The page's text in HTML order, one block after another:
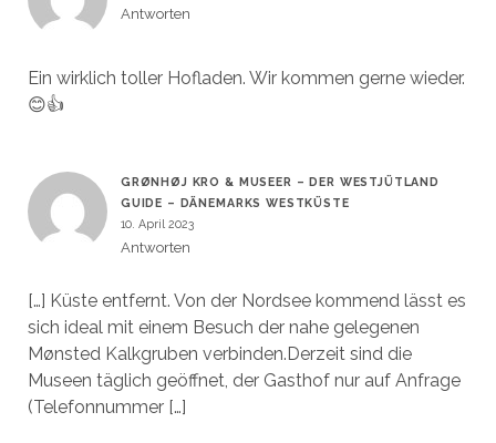
Antworten
Ein wirklich toller Hofladen. Wir kommen gerne wieder.
😊👍
GRØNHØJ KRO & MUSEER – DER WESTJÜTLAND
GUIDE – DÄNEMARKS WESTKÜSTE
10. April 2023
Antworten
[…] Küste entfernt. Von der Nordsee kommend lässt es
sich ideal mit einem Besuch der nahe gelegenen
Mønsted Kalkgruben verbinden.Derzeit sind die
Museen täglich geöffnet, der Gasthof nur auf Anfrage
(Telefonnummer […]